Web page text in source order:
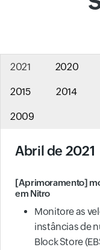
2021 2020
2015 2014
2009
Abril de 2021
[Aprimoramento]
em Nitro
Monitore as
instâncias de
Block Store